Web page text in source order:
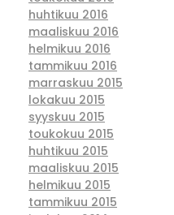
huhtikuu 2016
maaliskuu 2016
helmikuu 2016
tammikuu 2016
marraskuu 2015
lokakuu 2015
syyskuu 2015
toukokuu 2015
huhtikuu 2015
maaliskuu 2015
helmikuu 2015
tammikuu 2015